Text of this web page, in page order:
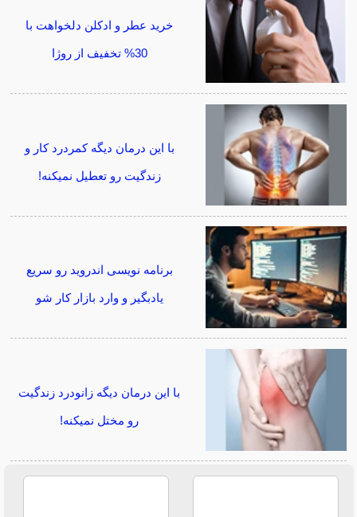
خرید عطر و ادکلن دلخواهت با
30% تخفیف از روژا
با این درمان دیگه کمردرد کار و
زندگیت رو تعطیل نمیکنه!
برنامه نویسی اندروید رو سریع
یادبگیر و وارد بازار کار شو
با این درمان دیگه زانودرد زندگیت
رو مختل نمیکنه!